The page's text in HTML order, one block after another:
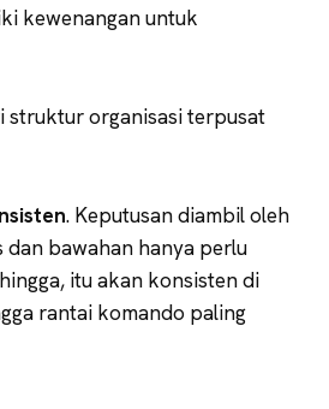
kewenangan untuk
struktur organisasi terpusat
. Keputusan diambil oleh
dan bawahan hanya perlu
itu akan konsisten di
rantai komando paling